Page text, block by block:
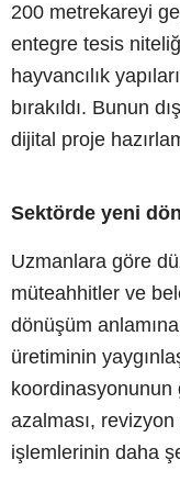
200 metrekareyi
entegre tesis
hayvancılık
bırakıldı. Bunun
dijital proje
Sektörde yeni
Uzmanlara göre
müteahhitler ve
dönüşüm
üretiminin
koordinasyonunun
azalması,
işlemlerinin daha